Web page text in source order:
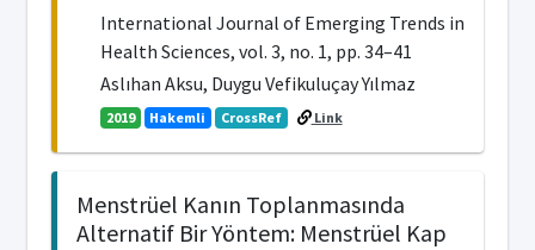
International Journal of Emerging Trends in
Health Sciences, vol. 3, no. 1, pp. 34–41
Aslıhan Aksu, Duygu Vefikuluçay Yılmaz
2019 Hakemli CrossRef Link
Menstrüel Kanın Toplanmasında
Alternatif Bir Yöntem: Menstrüel Kap